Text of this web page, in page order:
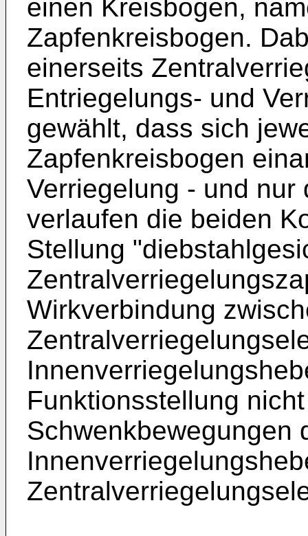
einen Kreisbogen,
Zapfenkreisbogen.
einerseits
Entriegelungs- und
gewählt, dass sich
Zapfenkreisbogen
Verriegelung - und
verlaufen die beiden
Stellung
Wirkverbindung
Funktionsstellung
Schwenkbewegungen